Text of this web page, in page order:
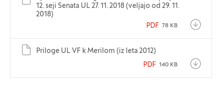
12. seji Senata UL 27. 11. 2018 (veljajo od 29. 11.
2018)
PDF 78 KB
Priloge UL VF k Merilom (iz leta 2012)
PDF 140 KB